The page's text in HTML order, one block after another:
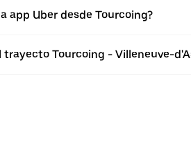
app Uber desde Tourcoing?
Tourcoing - Villeneuve-